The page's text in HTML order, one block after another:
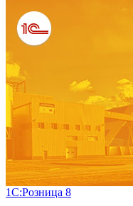
1С:Розница 8